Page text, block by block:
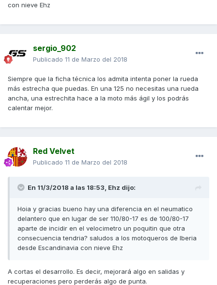
con nieve Ehz
sergio_902
Publicado 11 de Marzo del 2018
Siempre que la ficha técnica los admita intenta poner la rueda
más estrecha que puedas. En una 125 no necesitas una rueda
ancha, una estrechita hace a la moto más ágil y los podrás
calentar mejor.
Red Velvet
Publicado 11 de Marzo del 2018
En 11/3/2018 a las 18:53, Ehz dijo:
Hoia y gracias bueno hay una diferencia en el neumatico
delantero que en lugar de ser 110/80-17 es de 100/80-17
aparte de incidir en el velocimetro un poquitin que otra
consecuencia tendria? saludos a los motoqueros de Iberia
desde Escandinavia con nieve Ehz
A cortas el desarrollo. Es decir, mejorará algo en salidas y
recuperaciones pero perderás algo de punta.